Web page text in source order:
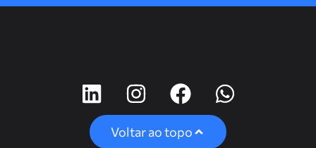
Voltar ao topo